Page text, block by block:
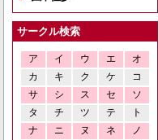
サークル検索
ア イ ウ エ
オ
カ
キ ク ケ
コ
サ
シ ス セ
ソ
タ
チ ツ テ
ト
ナ
ニ ヌ ネ
ノ